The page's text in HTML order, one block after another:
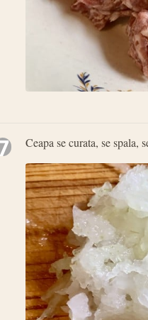
Ceapa se curata, se spala,